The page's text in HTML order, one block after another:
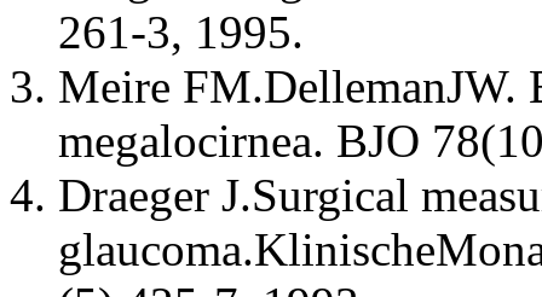
261-3, 1995.
Meire
megalocirnea. BJO
Draeger J.Surgical